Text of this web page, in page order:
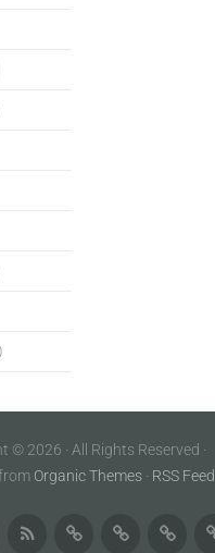
© 2026 · All Rights Reserved ·
Organic Themes · RSS Feed